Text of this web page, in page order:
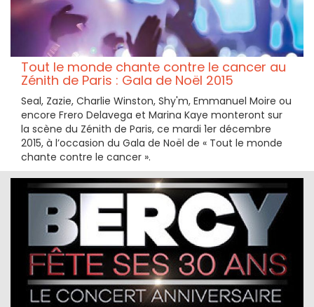
Tout le monde chante contre le cancer au
Zénith de Paris : Gala de Noël 2015
Seal, Zazie, Charlie Winston, Shy'm, Emmanuel Moire ou
encore Frero Delavega et Marina Kaye monteront sur
la scène du Zénith de Paris, ce mardi 1er décembre
2015, à l’occasion du Gala de Noël de « Tout le monde
chante contre le cancer ».